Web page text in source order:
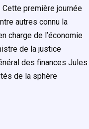
première journée
autres connu la
charge de l’économie
de la justice
des finances Jules
de la sphère